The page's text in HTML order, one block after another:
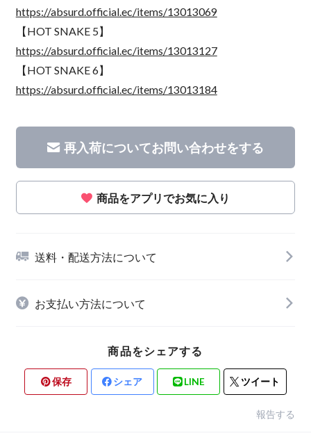
https://absurd.official.ec/items/13013069
【HOT SNAKE 5】
https://absurd.official.ec/items/13013127
【HOT SNAKE 6】
https://absurd.official.ec/items/13013184
再入荷についてお問い合わせをする
商品をアプリでお気に入り
送料・配送方法について
お支払い方法について
商品をシェアする
保存 シェア LINE ツイート
報告する